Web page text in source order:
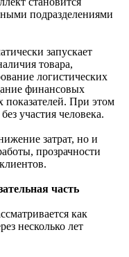
подразделениями
запускает
товара,
логистических
финансовых
показателей. При этом
участия человека.
затрат, но и
прозрачности
часть
как
несколько лет